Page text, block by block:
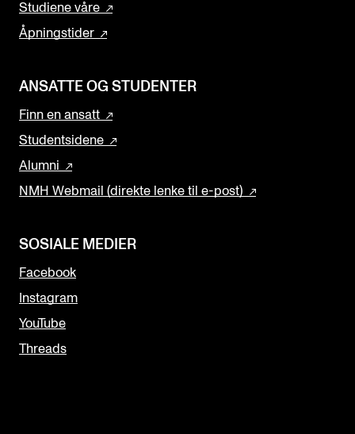
Studiene våre
Åpningstider
ANSATTE OG STUDENTER
Finn en ansatt
Studentsidene
Alumni
NMH Webmail (direkte lenke til e-post)
SOSIALE MEDIER
Facebook
Instagram
YouTube
Threads